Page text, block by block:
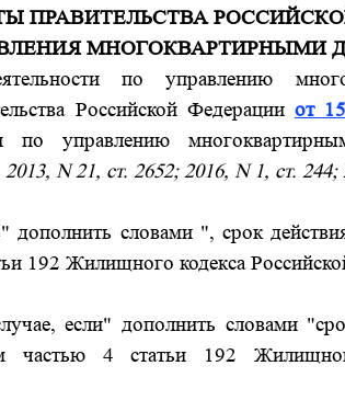
ПРАВИТЕЛЬСТВА
МНОГОКВАРТИРНЫМИ
по управлению
Российской Федерации от
по управлению
N 21, ст. 2652; 2016, N 1, ст.
дополнить словами ", срок
192 Жилищного кодекса
если" дополнить словами
частью 4 статьи 192